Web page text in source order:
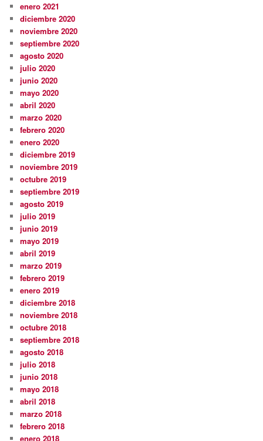
enero 2021
diciembre 2020
noviembre 2020
septiembre 2020
agosto 2020
julio 2020
junio 2020
mayo 2020
abril 2020
marzo 2020
febrero 2020
enero 2020
diciembre 2019
noviembre 2019
octubre 2019
septiembre 2019
agosto 2019
julio 2019
junio 2019
mayo 2019
abril 2019
marzo 2019
febrero 2019
enero 2019
diciembre 2018
noviembre 2018
octubre 2018
septiembre 2018
agosto 2018
julio 2018
junio 2018
mayo 2018
abril 2018
marzo 2018
febrero 2018
enero 2018